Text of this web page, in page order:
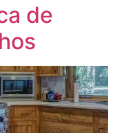
de